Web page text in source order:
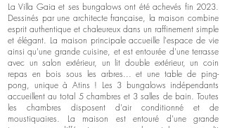
La Villa Gaia et ses bungalows ont été achevés fin 2023.
Dessinés par une architecte française, la maison combine
esprit authentique et chaleureux dans un raffinement simple
et élégant. La maison principale accueille l'espace de vie
ainsi qu'une grande cuisine, et est entourée d'une terrasse
avec un salon extérieur, un lit double extérieur, un coin
repas en bois sous les arbres... et une table de ping-
pong, unique à Atins ! Les 3 bungalows indépendants
accueillent au total 5 chambres et 3 salles de bain. Toutes
les chambres disposent d'air conditionné et de
moustiquaires. La maison est entouré d'une grande